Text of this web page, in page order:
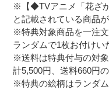
※【◆TVアニメ「花ざ
と記載されている商品
※特典対象商品を一注文
ランダムで1枚お付けい
※送料は特典付与の対
計5,500円、送料660円
※特典の絵柄はランダ